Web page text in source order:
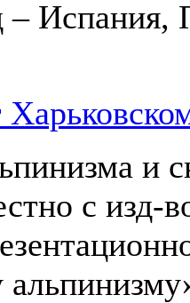
– Испания,
и
с изд-